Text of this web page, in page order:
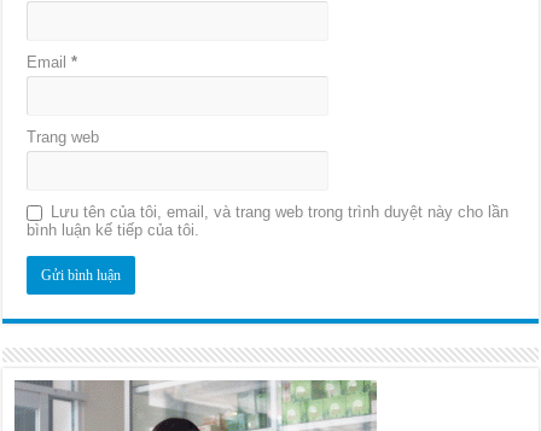
Email*
Trang web
Lưu tên của tôi, email, và trang web trong trình duyệt này cho lần
bình luận kế tiếp của tôi.